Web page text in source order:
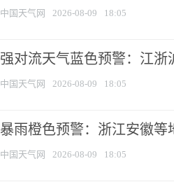
中国天气网 2026-08-09 18:05
强对流天气蓝色预警：江浙
中国天气网 2026-08-09 18:05
暴雨橙色预警：浙江安徽等
中国天气网 2026-08-09 18:05